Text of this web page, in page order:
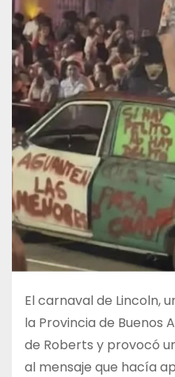
El carnaval de Lincoln,
la Provincia de Buenos
de Roberts y provocó
al mensaje que hacía